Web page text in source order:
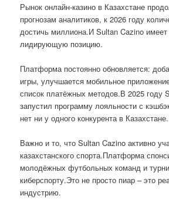
Рынок онлайн-казино в Казахстане
прогнозам аналитиков, к 2026 году
достичь миллиона.И Sultan Cazino
лидирующую позицию.
Платформа постоянно обновляется:
игры, улучшается мобильное
список платёжных методов.В 2025 году
запустил программу лояльности с
нет ни у одного конкурента в Казахстане.
Важно и то, что Sultan Cazino активно
казахстанского спорта.Платформа
молодёжных футбольных команд и
киберспорту.Это не просто пиар – это
индустрию.